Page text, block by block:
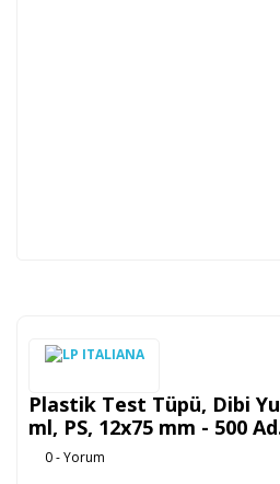
Plastik Test Tüpü, Dibi
ml, PS, 12x75 mm - 500
0 - Yorum